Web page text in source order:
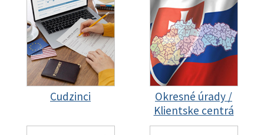
Cudzinci
Okresné úrady /
Klientske centrá